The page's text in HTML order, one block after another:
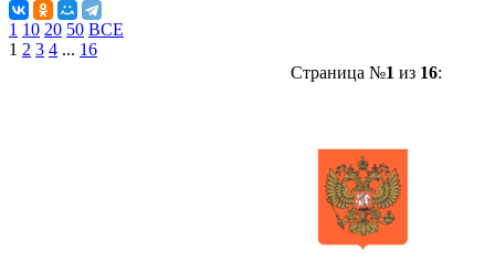
1 10 20 50 ВСЕ
1 2 3 4 ... 16
Страница №1 из 16: